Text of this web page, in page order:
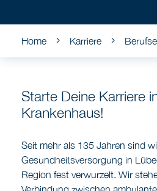
Starte Deine Karriere
Seit mehr als 135 Jahren sind
Gesundheitsversorgung in
Verbindung zwischen
Medizin und eine hochwertige
Gesundheitsversorgung der